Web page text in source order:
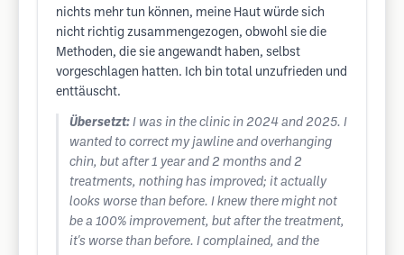
nichts mehr tun können, meine Haut würde sich
nicht richtig zusammengezogen, obwohl sie die
Methoden, die sie angewandt haben, selbst
vorgeschlagen hatten. Ich bin total unzufrieden und
enttäuscht.
Übersetzt: I was in the clinic in 2024 and 2025. I
wanted to correct my jawline and overhanging
chin, but after 1 year and 2 months and 2
treatments, nothing has improved; it actually
looks worse than before. I knew there might not
be a 100% improvement, but after the treatment,
it's worse than before. I complained, and the